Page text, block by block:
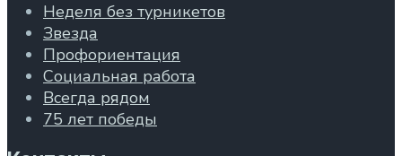
Неделя без турникетов
Звезда
Профориентация
Социальная работа
Всегда рядом
75 лет победы